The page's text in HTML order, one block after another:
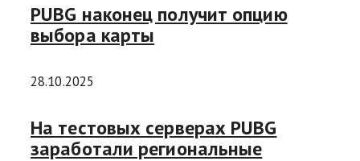
PUBG наконец получит опцию
выбора карты
28.10.2025
На тестовых серверах PUBG
заработали региональные